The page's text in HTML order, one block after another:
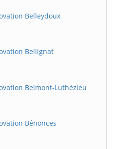
Belleydoux
Bellignat
Belmont-Luthézieu
Bénonces